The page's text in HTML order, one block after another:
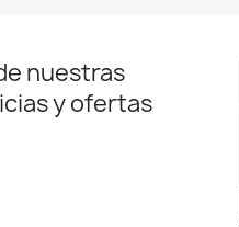
nuestras
y ofertas